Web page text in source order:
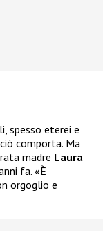
spesso eterei e
comporta. Ma
madre Laura
fa. «È
orgoglio e